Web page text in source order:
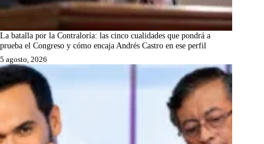
La batalla por la Contraloría: las cinco cualidades que pondrá a
prueba el Congreso y cómo encaja Andrés Castro en ese perfil
5 agosto, 2026